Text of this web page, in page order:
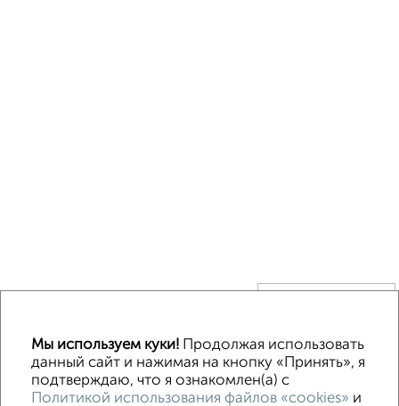
Без посредников В деревне Каркасный
Деревянный
Готовый дом Под ключ Загородный
Мы используем куки!Продолжая использовать
данный сайт и нажимая на кнопку «Принять», я
подтверждаю, что я ознакомлен(а) с
Политикой использования файлов «cookies» и